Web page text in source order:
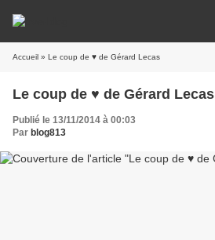
Accueil » Le coup de ♥ de Gérard Lecas
Le coup de ♥ de Gérard Lecas
Publié le 13/11/2014 à 00:03
Par blog813